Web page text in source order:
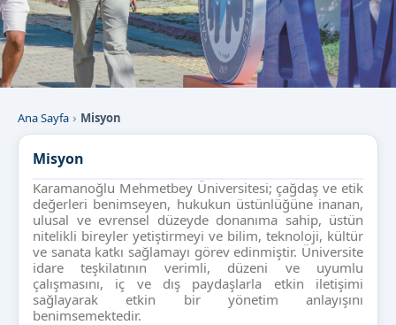
Ana Sayfa Misyon
Misyon
Karamanoğlu Mehmetbey Üniversitesi; çağdaş ve etik
değerleri benimseyen, hukukun üstünlüğüne inanan,
ulusal ve evrensel düzeyde donanıma sahip, üstün
nitelikli bireyler yetiştirmeyi ve bilim, teknoloji, kültür
ve sanata katkı sağlamayı görev edinmiştir. Üniversite
idare teşkilatının verimli, düzeni ve uyumlu
çalışmasını, iç ve dış paydaşlarla etkin iletişimi
sağlayarak etkin bir yönetim anlayışını
benimsemektedir.